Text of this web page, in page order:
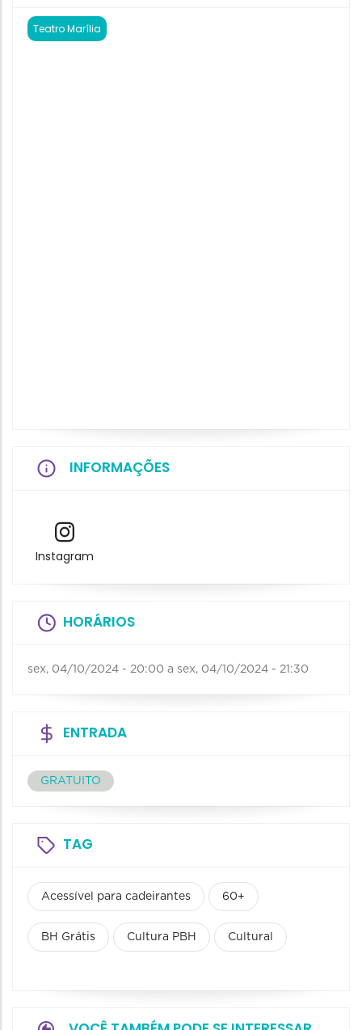
Teatro Marília
INFORMAÇÕES
Instagram
HORÁRIOS
sex, 04/10/2024 - 20:00 a sex, 04/10/2024 - 21:30
ENTRADA
GRATUITO
TAG
Acessível para cadeirantes 60+
BH Grátis Cultura PBH Cultural